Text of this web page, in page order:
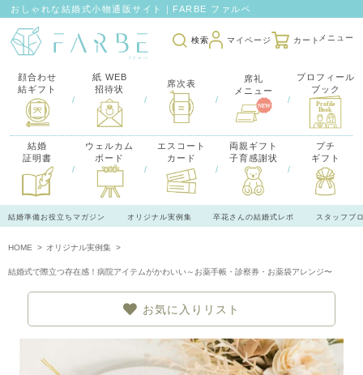
おしゃれな結婚式小物通販サイト｜FARBE ファルベ
検索 マイページ カート
顔合わせ
結ギフト
/
紙 WEB
招待状
/
席次表
/
席礼
メニュー
/
プロフィール
ブック
結婚
証明書
/
ウェルカム
ボード
/
エスコート
カード
/
両親ギフト
子育感謝状
/
プチ
ギフト
結婚準備お役立ちマガジン オリジナル実例集 卒花さんの結婚式レポ スタッフブ
HOME オリジナル実例集
結婚式で際立つ存在感！病院アイテムがかわいい～お薬手帳・診察券・お薬袋アレンジ〜
お気に入りリスト